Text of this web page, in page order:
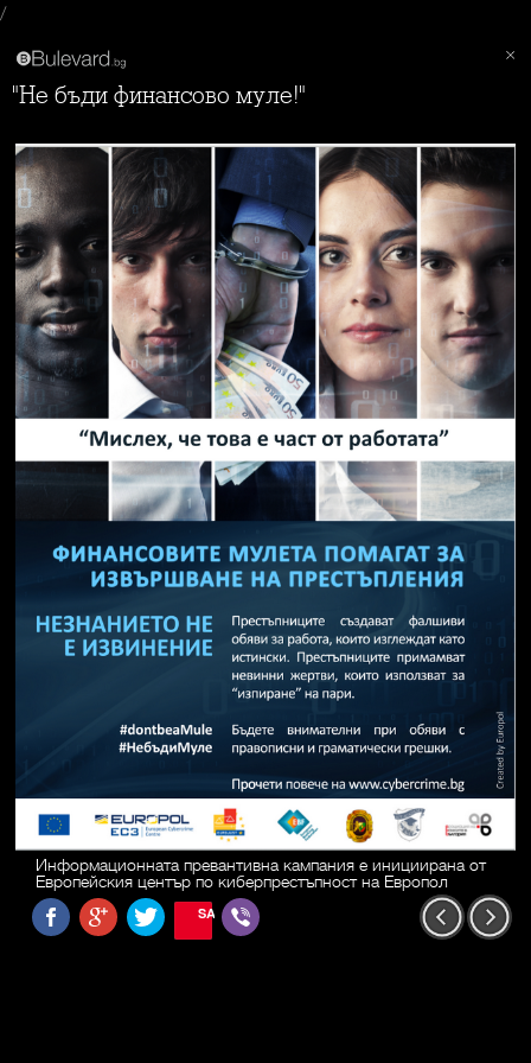
/
"Не бъди финансово муле!"
Информационната превантивна кампания е инициирана от
Европейския център по киберпрестъпност на Европол
SAVE